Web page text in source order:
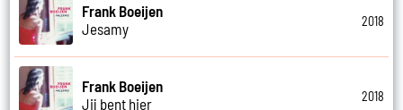
Frank Boeijen
Jesamy
2018
Frank Boeijen
Jij bent hier
2018